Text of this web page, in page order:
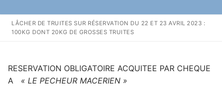
Rechercher :
LÂCHER DE TRUITES SUR RÉSERVATION DU 22 ET 23 AVRIL 2023 :
100KG DONT 20KG DE GROSSES TRUITES
RESERVATION OBLIGATOIRE ACQUITEE PAR CHEQUE
A « LE PECHEUR MACERIEN »